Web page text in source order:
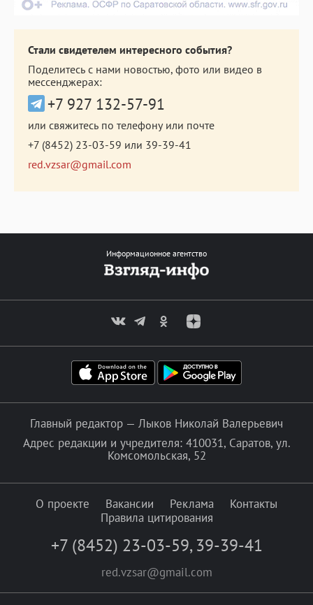
Стали свидетелем интересного события?
Поделитесь с нами новостью, фото или видео в
мессенджерах:
+7 927 132-57-91
или свяжитесь по телефону или почте
+7 (8452) 23-03-59 или 39-39-41
red.vzsar@gmail.com
Информационное агентство
Главный редактор — Лыков Николай Валерьевич
Адрес редакции и учредителя: 410031, Саратов, ул.
Комсомольская, 52
О проекте Вакансии Реклама
Контакты
Правила цитирования
+7 (8452) 23-03-59, 39-39-41
red.vzsar@gmail.com